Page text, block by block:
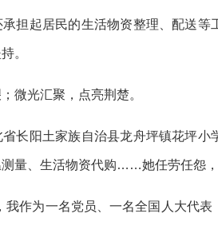
担起居民的生活物资整理、配送
。
微光汇聚，点亮荆楚。
长阳土家族自治县龙舟坪镇花坪
量、生活物资代购……她任劳任怨
我作为一名党员、一名全国人大代